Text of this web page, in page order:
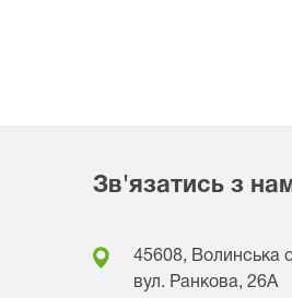
Зв'язатись з
45608, Волинська
вул. Ранкова, 26A